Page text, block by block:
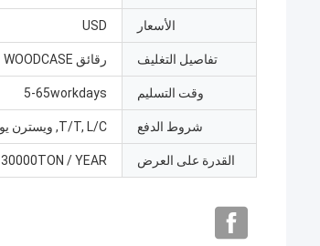
الأسعار USD
تفاصيل التغليف رقائق WOODCASE
وقت التسليم 5-65workdays
شروط الدفع T/T, L/C, ويسترن يونيون, MoneyGram
القدرة على العرض 30000TON / YEAR